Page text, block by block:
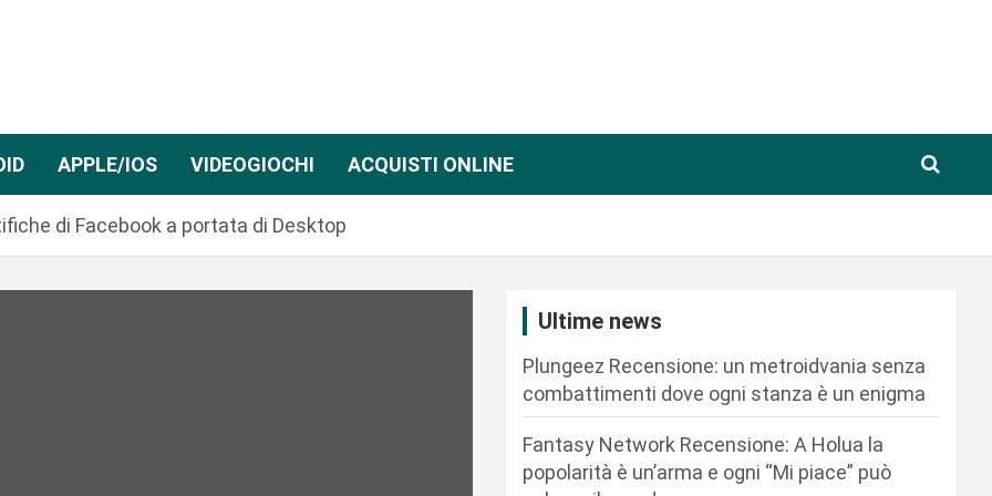
APPLE/IOS VIDEOGIOCHI ACQUISTI ONLINE
di Facebook a portata di Desktop
Ultime news
Plungeez Recensione: un metroidvania senza
combattimenti dove ogni stanza è un enigma
Fantasy Network Recensione: A Holua la
popolarità è un’arma e ogni “Mi piace” può